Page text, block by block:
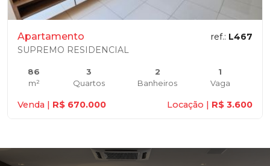
Apartamento ref.: L467
SUPREMO RESIDENCIAL
86
m²
3
Quartos
2
Banheiros
1
Vaga
Venda | R$ 670.000 Locação | R$ 3.600